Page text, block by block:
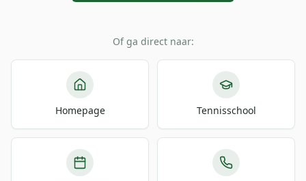
Of ga direct naar:
Homepage Tennisschool